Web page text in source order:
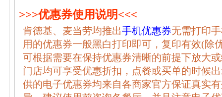
>>>优惠券使用说明<<<
肯德基、麦当劳均推出手机优惠券无需打印
用的优惠券一般黑白打印即可，复印有效(除
可根据需要在保持优惠券清晰的前提下放大
门店均可享受优惠折扣，点餐或买单的时候
供的电子优惠券均来自各商家官方保证真实